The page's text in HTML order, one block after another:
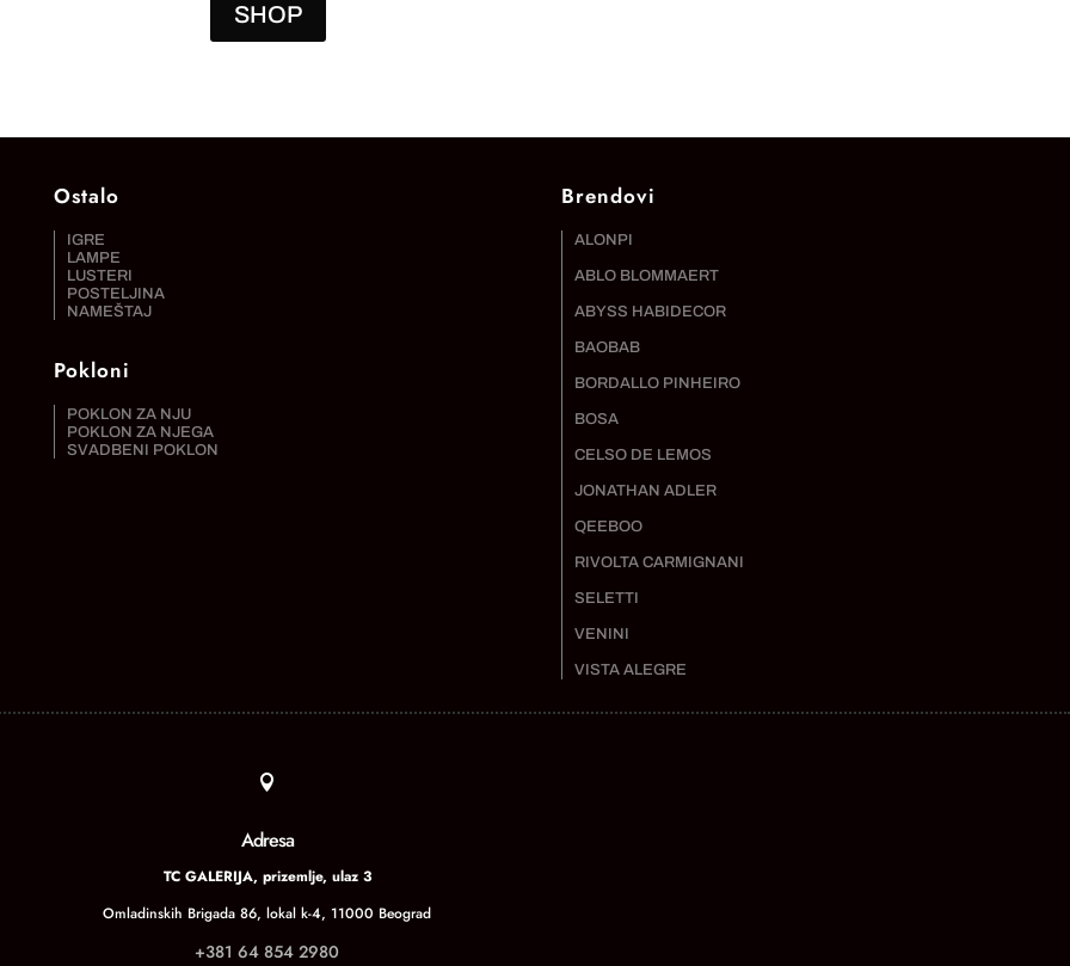
SHOP
Ostalo
IGRE
LAMPE
LUSTERI
POSTELJINA
NAMEŠTAJ
Pokloni
POKLON ZA NJU
POKLON ZA NJEGA
SVADBENI POKLON
Brendovi
ALONPI
ABLO BLOMMAERT
ABYSS HABIDECOR
BAOBAB
BORDALLO PINHEIRO
BOSA
CELSO DE LEMOS
JONATHAN ADLER
QEEBOO
RIVOLTA CARMIGNANI
SELETTI
VENINI
VISTA ALEGRE

Adresa
TC GALERIJA, prizemlje, ulaz 3
Omladinskih Brigada 86, lokal k-4, 11000 Beograd
+381 64 854 2980